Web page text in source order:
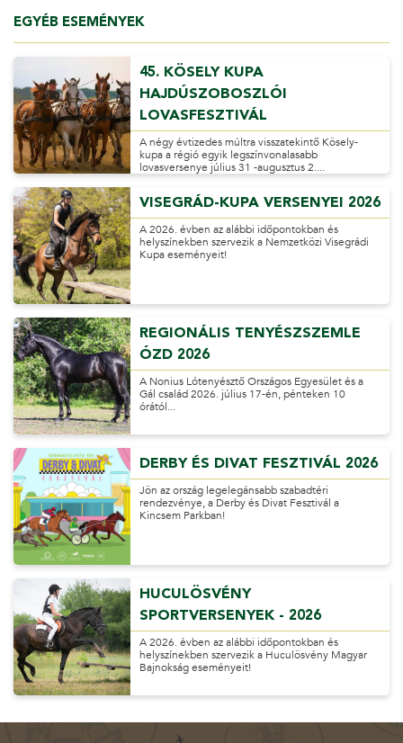
EGYÉB ESEMÉNYEK
45. KÖSELY KUPA
HAJDÚSZOBOSZLÓI
LOVASFESZTIVÁL
A négy évtizedes múltra visszatekintő Kösely-
kupa a régió egyik legszínvonalasabb
lovasversenye július 31 -augusztus 2....
VISEGRÁD-KUPA VERSENYEI 2026
A 2026. évben az alábbi időpontokban és
helyszínekben szervezik a Nemzetközi Visegrádi
Kupa eseményeit!
REGIONÁLIS TENYÉSZSZEMLE
ÓZD 2026
A Nonius Lótenyésztő Országos Egyesület és a
Gál család 2026. július 17-én, pénteken 10
órától...
DERBY ÉS DIVAT FESZTIVÁL 2026
Jön az ország legelegánsabb szabadtéri
rendezvénye, a Derby és Divat Fesztivál a
Kincsem Parkban!
HUCULÖSVÉNY
SPORTVERSENYEK - 2026
A 2026. évben az alábbi időpontokban és
helyszínekben szervezik a Huculösvény Magyar
Bajnokság eseményeit!